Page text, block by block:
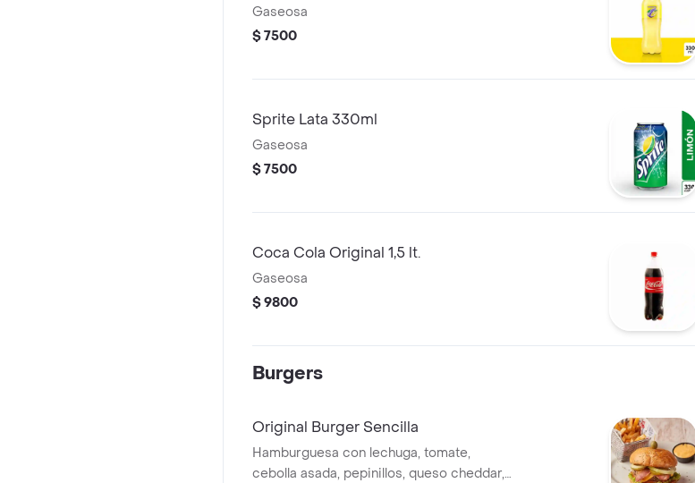
Gaseosa
$ 7500
Sprite Lata 330ml
Gaseosa
$ 7500
Coca Cola Original 1,5 lt.
Gaseosa
$ 9800
Burgers
Original Burger Sencilla
Hamburguesa con lechuga, tomate,
cebolla asada, pepinillos, queso cheddar,